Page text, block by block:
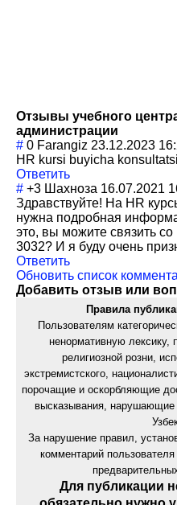
Отзывы учебного
администрации
# 0 Farangiz 23.12.2023
HR kursi buyicha
Ответить
# +3 Шахноза 16.07.2021
Здравствуйте! На HR
нужна подробная
это, вы можите связить
3032? И я буду очень
Ответить
Обновить список
Добавить отзыв или
Правила
Пользователям
ненормативную лексику,
религиозной розни,
экстремистского,
порочащие и оскорбляющие
высказывания, нарушающие
За нарушение правил,
комментарий
Для публикации